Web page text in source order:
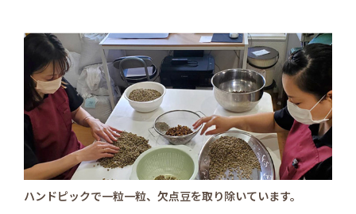
ハンドピックで一粒一粒、欠点豆を取り除いています。